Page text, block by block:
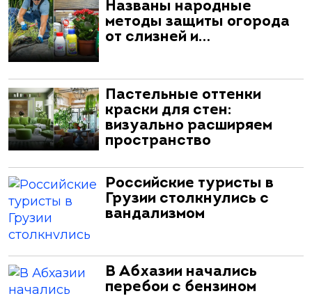
Названы народные
методы защиты огорода
от слизней и…
Пастельные оттенки
краски для стен:
визуально расширяем
пространство
Российские туристы в
Грузии столкнулись с
вандализмом
В Абхазии начались
перебои с бензином